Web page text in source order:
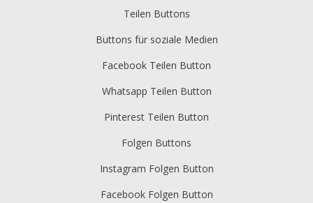
Teilen Buttons
Buttons für soziale Medien
Facebook Teilen Button
Whatsapp Teilen Button
Pinterest Teilen Button
Folgen Buttons
Instagram Folgen Button
Facebook Folgen Button